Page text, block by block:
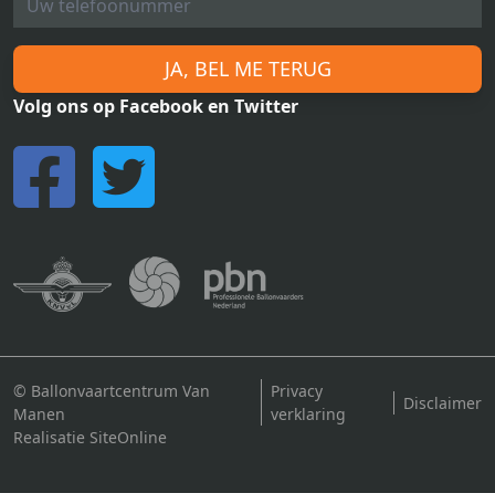
JA, BEL ME TERUG
Volg ons op Facebook en Twitter
© Ballonvaartcentrum Van
Manen
Privacy
verklaring
Disclaimer
Realisatie SiteOnline